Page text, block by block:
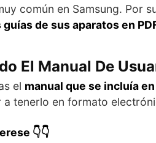
común en Samsung. Por
de sus aparatos en
El Manual De
el manual que se incluía
tenerlo en formato
👇👇